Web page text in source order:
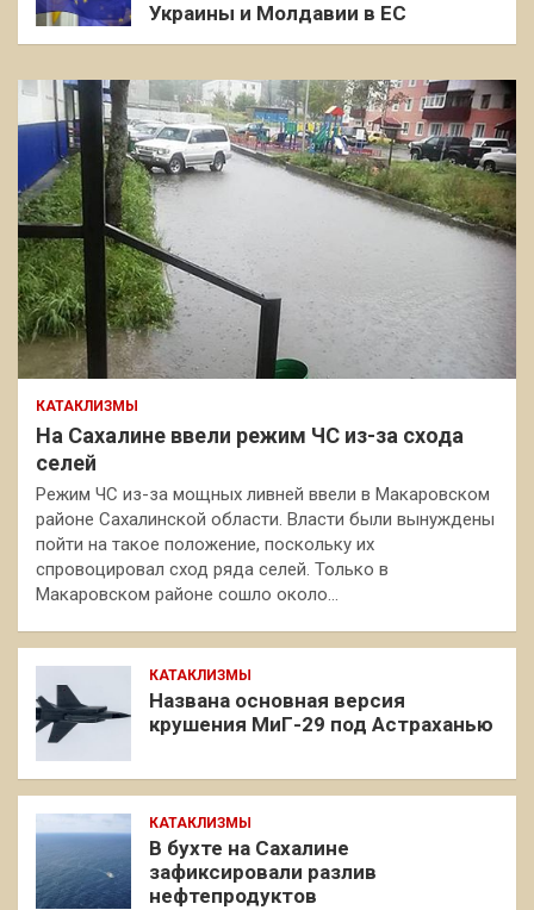
Украины и Молдавии в ЕС
КАТАКЛИЗМЫ
На Сахалине ввели режим ЧС из-за схода
селей
Режим ЧС из-за мощных ливней ввели в Макаровском
районе Сахалинской области. Власти были вынуждены
пойти на такое положение, поскольку их
спровоцировал сход ряда селей. Только в
Макаровском районе сошло около…
КАТАКЛИЗМЫ
Названа основная версия
крушения МиГ-29 под Астраханью
КАТАКЛИЗМЫ
В бухте на Сахалине
зафиксировали разлив
нефтепродуктов